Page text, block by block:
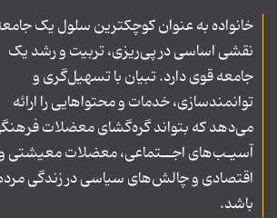
خانواده به عنوان کوچکترین سلول یک
نقشی اساسی در پی‌ریزی، تربیت و رشد یک
جامعه قوی دارد. تبیان با تسهیل‌گری و
توانمندسازی، خدمات و محتواهایی را ارائه
می‌دهد که بتواند گره‌گشای معضلات
آسیـب‌های اجــتماعی، معضلات معیشتی
اقتصادی و چالش‌های سیاسی در زندگی
باشد.